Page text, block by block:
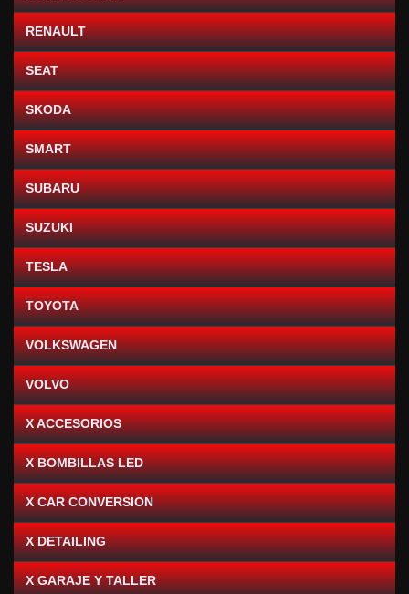
RENAULT
SEAT
SKODA
SMART
SUBARU
SUZUKI
TESLA
TOYOTA
VOLKSWAGEN
VOLVO
X ACCESORIOS
X BOMBILLAS LED
X CAR CONVERSION
X DETAILING
X GARAJE Y TALLER